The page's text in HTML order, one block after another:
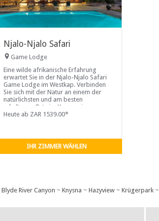
Njalo-Njalo Safari
Game Lodge
Eine wilde afrikanische Erfahrung
erwartet Sie in der Njalo-Njalo Safari
Game Lodge im Westkap. Verbinden
Sie sich mit der Natur an einem der
natürlichsten und am besten
erhaltenen Orte im Karoo, einer
unvergesslichen Erfahrung für die
Heute ab ZAR 1539.00*
IHR ZIMMER WÄHLEN
Blyde River Canyon ~ Knysna ~ Hazyview~ Krügerpark~